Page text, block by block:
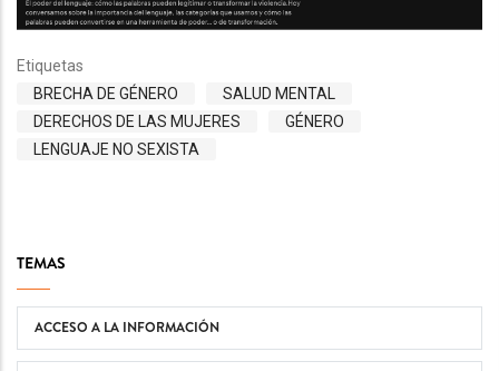
Etiquetas
BRECHA DE GÉNERO
SALUD MENTAL
DERECHOS DE LAS MUJERES
GÉNERO
LENGUAJE NO SEXISTA
TEMAS
ACCESO A LA INFORMACIÓN